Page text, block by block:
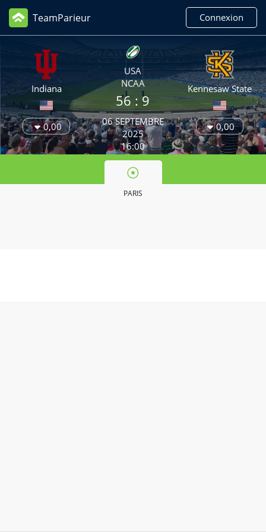
TeamParieur Connexion
Indiana
0,00
USA
NCAA
56: 9
06 SEPTEMBRE
2025
16:00
Kennesaw State
0,00
PARIS